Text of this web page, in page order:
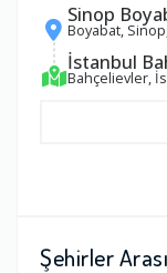
Sinop
Boyabat,
İstanbul
Bahçelievler,
Şehirler